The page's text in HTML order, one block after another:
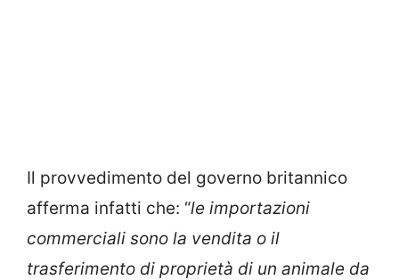
Il provvedimento del governo britannico
afferma infatti che: “le importazioni
commerciali sono la vendita o il
trasferimento di proprietà di un animale da